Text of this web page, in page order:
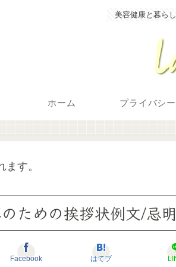
美容健康と暮ら
ホーム プライバシ
す。
ための挨拶状例文/忌
Facebook はてブ